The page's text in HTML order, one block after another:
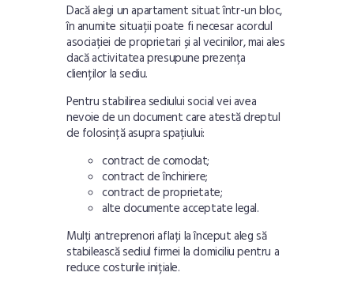
Dacă alegi un apartament situat într-un bloc,
în anumite situații poate fi necesar acordul
asociației de proprietari și al vecinilor, mai ales
dacă activitatea presupune prezența
clienților la sediu.
Pentru stabilirea sediului social vei avea
nevoie de un document care atestă dreptul
de folosință asupra spațiului:
contract de comodat;
contract de închiriere;
contract de proprietate;
alte documente acceptate legal.
Mulți antreprenori aflați la început aleg să
stabilească sediul firmei la domiciliu pentru a
reduce costurile inițiale.